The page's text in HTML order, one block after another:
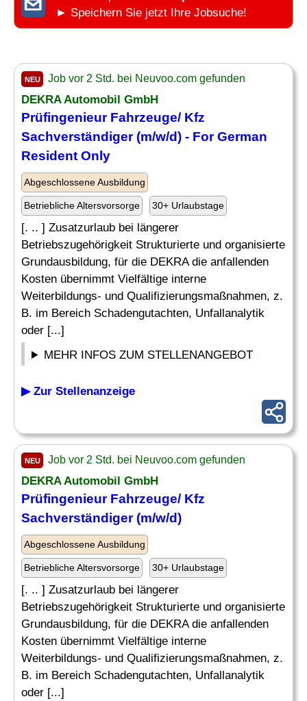
► Speichern Sie jetzt Ihre Jobsuche!
NEU Job vor 2 Std. bei Neuvoo.com gefunden
DEKRA Automobil GmbH
Prüfingenieur Fahrzeuge/ Kfz
Sachverständiger (m/w/d) - For German
Resident Only
Abgeschlossene Ausbildung
Betriebliche Altersvorsorge 30+ Urlaubstage
[. .. ] Zusatzurlaub bei längerer
Betriebszugehörigkeit Strukturierte und organisierte
Grundausbildung, für die DEKRA die anfallenden
Kosten übernimmt Vielfältige interne
Weiterbildungs- und Qualifizierungsmaßnahmen, z.
B. im Bereich Schadengutachten, Unfallanalytik
oder [...]
MEHR INFOS ZUM STELLENANGEBOT
▶ Zur Stellenanzeige
NEU Job vor 2 Std. bei Neuvoo.com gefunden
DEKRA Automobil GmbH
Prüfingenieur Fahrzeuge/ Kfz
Sachverständiger (m/w/d)
Abgeschlossene Ausbildung
Betriebliche Altersvorsorge 30+ Urlaubstage
[. .. ] Zusatzurlaub bei längerer
Betriebszugehörigkeit Strukturierte und organisierte
Grundausbildung, für die DEKRA die anfallenden
Kosten übernimmt Vielfältige interne
Weiterbildungs- und Qualifizierungsmaßnahmen, z.
B. im Bereich Schadengutachten, Unfallanalytik
oder [...]